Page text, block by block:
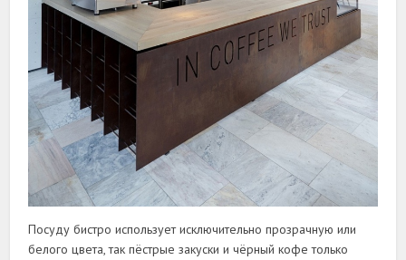
Посуду бистро использует исключительно прозрачную или
белого цвета, так пёстрые закуски и чёрный кофе только